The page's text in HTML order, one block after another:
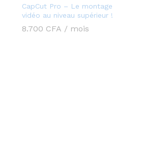
CapCut Pro – Le montage
vidéo au niveau supérieur !
8.700 CFA / mois